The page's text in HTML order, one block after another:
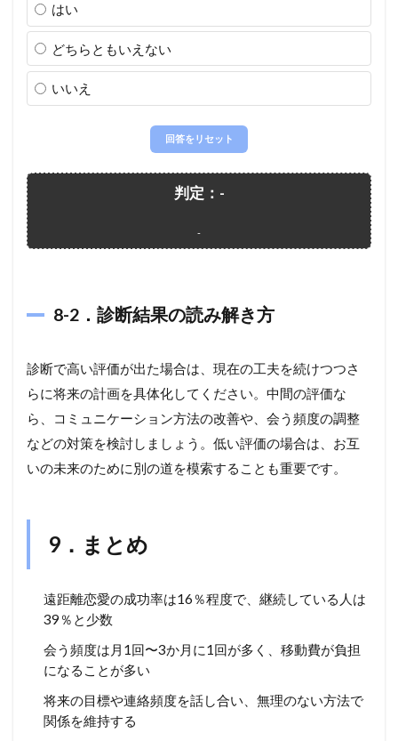
はい
どちらともいえない
いいえ
回答をリセット
判定：-
-
8-2．診断結果の読み解き方
診断で高い評価が出た場合は、現在の工夫を続けつつさ
らに将来の計画を具体化してください。中間の評価な
ら、コミュニケーション方法の改善や、会う頻度の調整
などの対策を検討しましょう。低い評価の場合は、お互
いの未来のために別の道を模索することも重要です。
9．まとめ
遠距離恋愛の成功率は16％程度で、継続している人は
39％と少数
会う頻度は月1回〜3か月に1回が多く、移動費が負担
になることが多い
将来の目標や連絡頻度を話し合い、無理のない方法で
関係を維持する